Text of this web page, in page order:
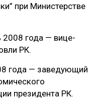
при Министерстве
2008 года — вице-
РК.
года — заведующий
президента РК.